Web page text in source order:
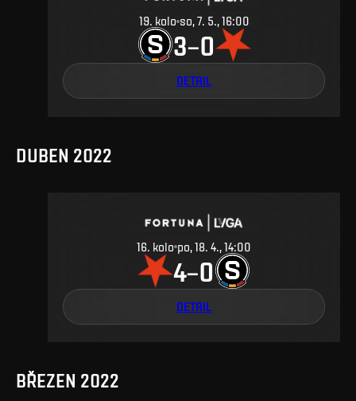
19. kolo so, 7. 5., 16:00
3–0
DETAIL
DUBEN 2022
16. kolo po, 18. 4., 14:00
4–0
DETAIL
BŘEZEN 2022